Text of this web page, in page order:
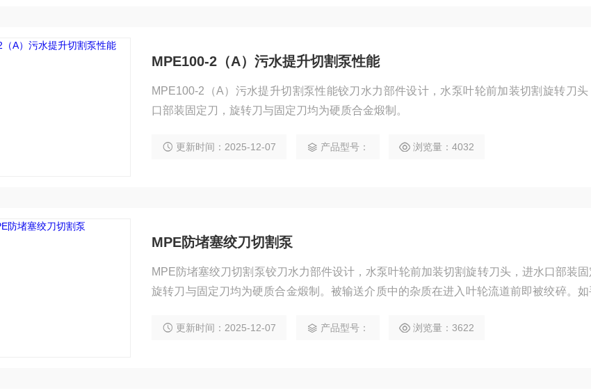
MPE100-2（A）污水提升切割泵性能
MPE100-2（A）污水提升切割泵性能铰刀水力部件设计，水泵叶轮前加装切割旋转刀头
口部装固定刀，旋转刀与固定刀均为硬质合金煅制。
更新时间：2025-12-07 产品型号： 浏览量：4032
MPE防堵塞绞刀切割泵
MPE防堵塞绞刀切割泵铰刀水力部件设计，水泵叶轮前加装切割旋转刀头，进水口部装
旋转刀与固定刀均为硬质合金煅制。被输送介质中的杂质在进入叶轮流道前即被绞碎。
更新时间：2025-12-07 产品型号： 浏览量：3622